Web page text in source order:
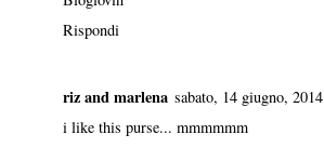
Rispondi
riz and marlena sabato, 14 giugno, 2014
i like this purse... mmmmmm